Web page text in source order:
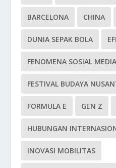
BARCELONA CHINA
DUNIA SEPAK BOLA
FENOMENA SOSIAL MEDIA
FESTIVAL BUDAYA
FORMULA E GEN Z
HUBUNGAN
INOVASI MOBILITAS